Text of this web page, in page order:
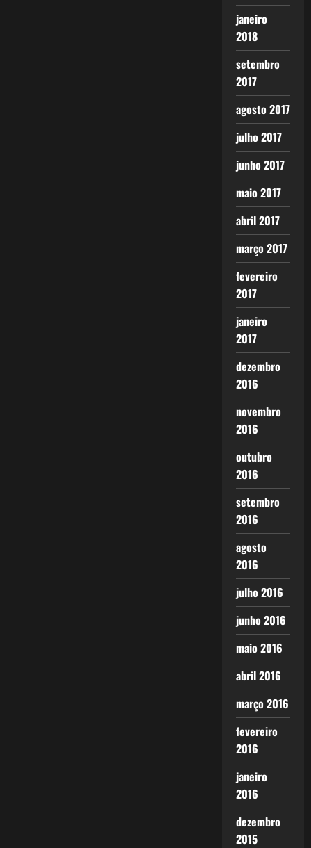
janeiro
2018
setembro
2017
agosto 2017
julho 2017
junho 2017
maio 2017
abril 2017
março 2017
fevereiro
2017
janeiro
2017
dezembro
2016
novembro
2016
outubro
2016
setembro
2016
agosto
2016
julho 2016
junho 2016
maio 2016
abril 2016
março 2016
fevereiro
2016
janeiro
2016
dezembro
2015